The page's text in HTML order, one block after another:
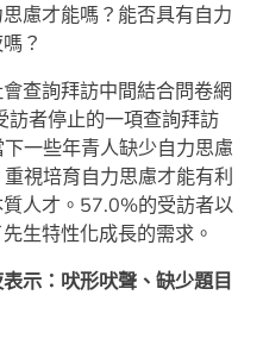
慮才能嗎？能否具有自力
？
查詢拜訪中間結合問卷網
者停止的一項查詢拜訪
一些年青人缺少自力思慮
視培育自力思慮才能有利
人才。57.0%的受訪者以
生特性化成長的需求。
示：吠形吠聲、缺少題目